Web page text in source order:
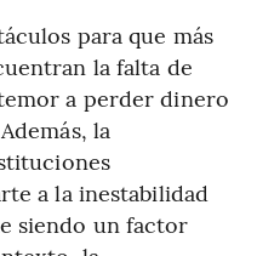
para que más
la falta de
a perder dinero
la
a la inestabilidad
siendo un factor